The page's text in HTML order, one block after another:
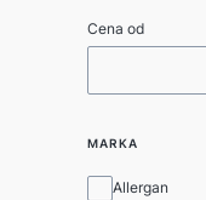
Cena od
MARKA
MarkaAllergan